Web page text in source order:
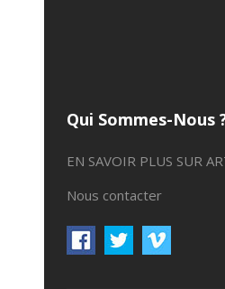
Qui Sommes-Nous
EN SAVOIR PLUS SUR
Nous contacter